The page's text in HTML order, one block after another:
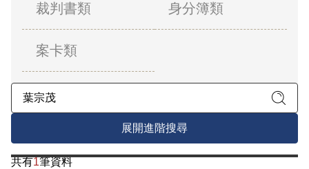
關於我們
意見信箱
裁判書類 身分簿類
案卡類
展開進階搜尋
共有1筆資料